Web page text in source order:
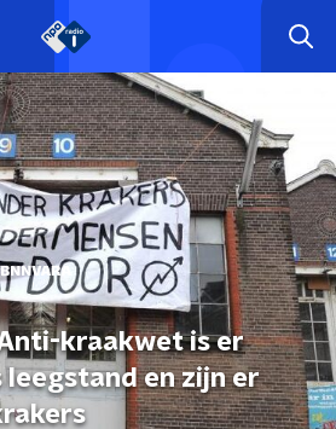
kraakwet is er
leegstand en zijn er